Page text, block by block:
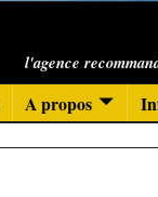
l'agence
A propos